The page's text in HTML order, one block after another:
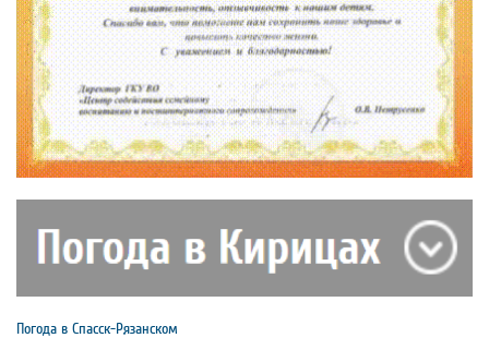
Погода в Спасск-Рязанском